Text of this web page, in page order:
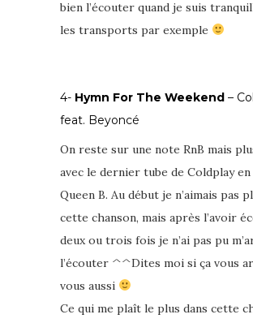
bien l’écouter quand je suis
les transports par exemple
4- Hymn For The Weekend –
feat. Beyoncé
On reste sur une note RnB mais
avec le dernier tube de Coldplay en
Queen B. Au début je n’aimais pas
cette chanson, mais après l’avoir
deux ou trois fois je n’ai pas pu
l’écouter ^^Dites moi si ça vous
vous aussi
Ce qui me plaît le plus dans cette